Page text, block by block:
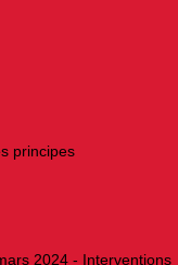
principes
2024 - Interventions